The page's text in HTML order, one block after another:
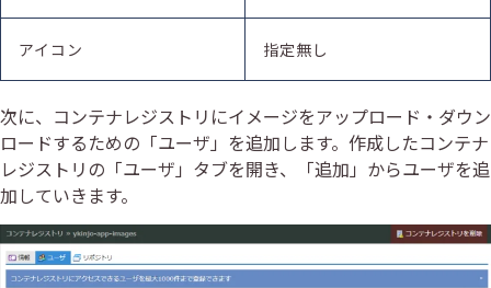
アイコン 指定無し
次に、コンテナレジストリにイメージをアップロード・ダウン
ロードするための「ユーザ」を追加します。作成したコンテナ
レジストリの「ユーザ」タブを開き、「追加」からユーザを追
加していきます。